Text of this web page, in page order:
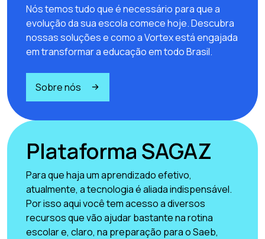
Nós temos tudo que é necessário para que a
evolução da sua escola comece hoje. Descubra
nossas soluções e como a Vortex está engajada
em transformar a educação em todo Brasil.
Sobre nós
Plataforma SAGAZ
Para que haja um aprendizado efetivo,
atualmente, a tecnologia é aliada indispensável.
Por isso aqui você tem acesso a diversos
recursos que vão ajudar bastante na rotina
escolar e, claro, na preparação para o Saeb,